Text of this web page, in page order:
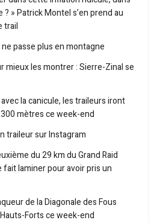
» Patrick Montel s’en prend au
trail
passe plus en montagne
mieux les montrer : Sierre-Zinal se
la canicule, les traileurs iront
mètres ce week-end
traileur sur Instagram
du 29 km du Grand Raid
fait laminer pour avoir pris un
de la Diagonale des Fous
Forts ce week-end